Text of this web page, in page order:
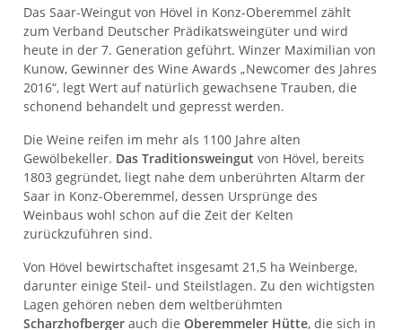
Das Saar-Weingut von Hövel in Konz-Oberemmel zählt
zum Verband Deutscher Prädikatsweingüter und wird
heute in der 7. Generation geführt. Winzer Maximilian von
Kunow, Gewinner des Wine Awards „Newcomer des Jahres
2016“, legt Wert auf natürlich gewachsene Trauben, die
schonend behandelt und gepresst werden.
Die Weine reifen im mehr als 1100 Jahre alten
Gewölbekeller. Das Traditionsweingut von Hövel, bereits
1803 gegründet, liegt nahe dem unberührten Altarm der
Saar in Konz-Oberemmel, dessen Ursprünge des
Weinbaus wohl schon auf die Zeit der Kelten
zurückzuführen sind.
Von Hövel bewirtschaftet insgesamt 21,5 ha Weinberge,
darunter einige Steil- und Steilstlagen. Zu den wichtigsten
Lagen gehören neben dem weltberühmten
Scharzhofberger auch dieOberemmeler Hütte, die sich in